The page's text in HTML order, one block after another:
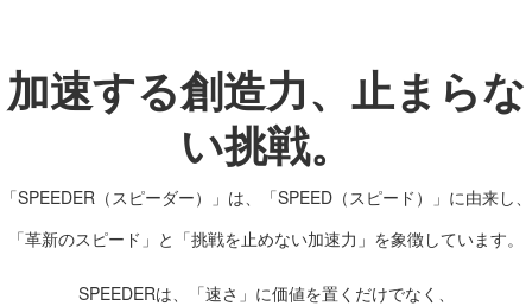
加速する創造力、止まらな
い挑戦。
「SPEEDER（スピーダー）」は、「SPEED（スピード）」に由来し、
「革新のスピード」と「挑戦を止めない加速力」を象徴しています。
SPEEDERは、「速さ」に価値を置くだけでなく、